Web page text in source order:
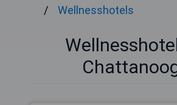
Wellnesshotels